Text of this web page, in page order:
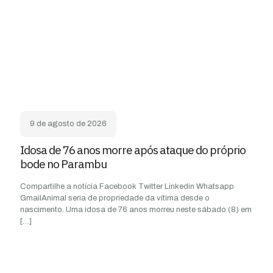
9 de agosto de 2026
Idosa de 76 anos morre após ataque do próprio
bode no Parambu
Compartilhe a notícia Facebook Twitter Linkedin Whatsapp
GmailAnimal seria de propriedade da vítima desde o
nascimento. Uma idosa de 76 anos morreu neste sábado (8) em
[…]